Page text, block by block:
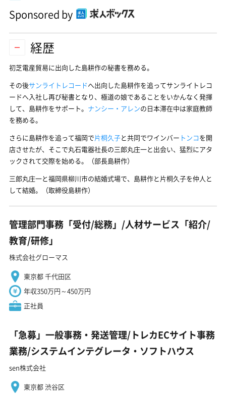
Sponsored by
経歴
初芝電産貿易に出向した島耕作の秘書を務める。
その後サンライトレコードへ出向した島耕作を追ってサンライトレコ
ードへ入社し再び秘書となり、極道の娘であることをいかんなく発揮
して、島耕作をサポート。 ナンシー・アレンの日本滞在中は家庭教師
を務める。
さらに島耕作を追って福岡で片桐久子と共同でワインバー トンコを開
店させたが、そこで丸石電器社長の三郎丸庄一と出会い、猛烈にアタ
ックされて交際を始める。（部長島耕作）
三郎丸庄一と福岡県柳川市の結婚式場で、島耕作と片桐久子を仲人と
して結婚。（取締役島耕作）
管理部門事務「受付/総務」/人材サービス「紹介/
教育/研修」
株式会社グローマス
東京都 千代田区
年収350万円～450万円
正社員
「急募」一般事務・発送管理/トレカECサイト事務
業務/システムインテグレータ・ソフトハウス
sen株式会社
東京都 渋谷区